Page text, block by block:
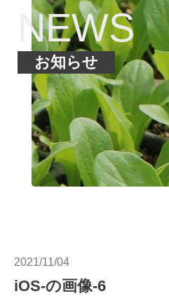
NEWS
お知らせ
2021/11/04
iOS-の画像-6